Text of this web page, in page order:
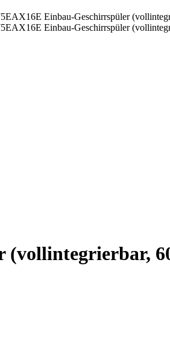
(vollintegrierbar,